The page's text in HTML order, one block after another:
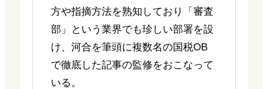
方や指摘方法を熟知しており「審査
部」という業界でも珍しい部署を設
け、河合を筆頭に複数名の国税OB
で徹底した記事の監修をおこなって
いる。